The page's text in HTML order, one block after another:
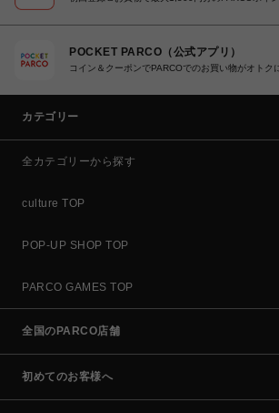
POCKET PARCO（公式アプリ）
コイン＆クーポンでPARCOでのお買い物がオトク
カテゴリー
全カテゴリーから探す
culture TOP
POP-UP SHOP TOP
PARCO GAMES TOP
全国のPARCO店舗
初めてのお客様へ